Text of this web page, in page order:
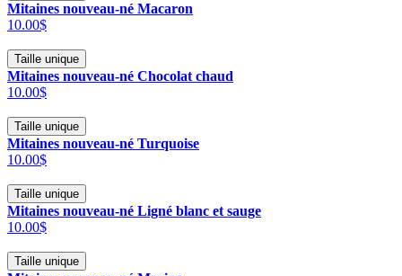
Mitaines nouveau-né Macaron
10.00$
Taille unique
Mitaines nouveau-né Chocolat chaud
10.00$
Taille unique
Mitaines nouveau-né Turquoise
10.00$
Taille unique
Mitaines nouveau-né Ligné blanc et sauge
10.00$
Taille unique